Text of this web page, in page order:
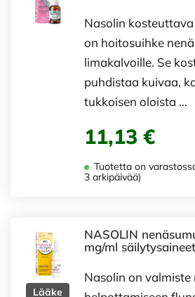
Nasolin
on hoitosuihke
limakalvoille. Se
puhdistaa kuivaa,
tukkoisen oloista …
11,13 €
Tuotetta on
3 arkipäivää)
Lääke
NASOLIN
mg/ml
Nasolin on valmiste